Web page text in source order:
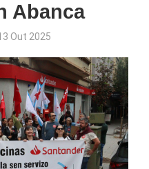
Abanca
Out 2025